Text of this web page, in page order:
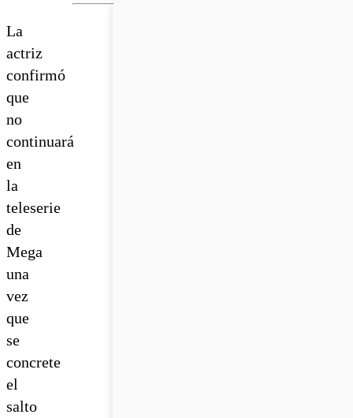
La
actriz
confirmó
que
no
continuará
en
la
teleserie
de
Mega
una
vez
que
se
concrete
el
salto